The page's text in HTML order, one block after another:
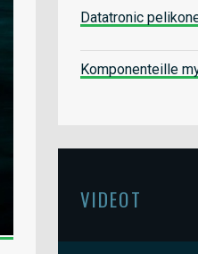
Datatronic
Komponenteille
VIDEOT